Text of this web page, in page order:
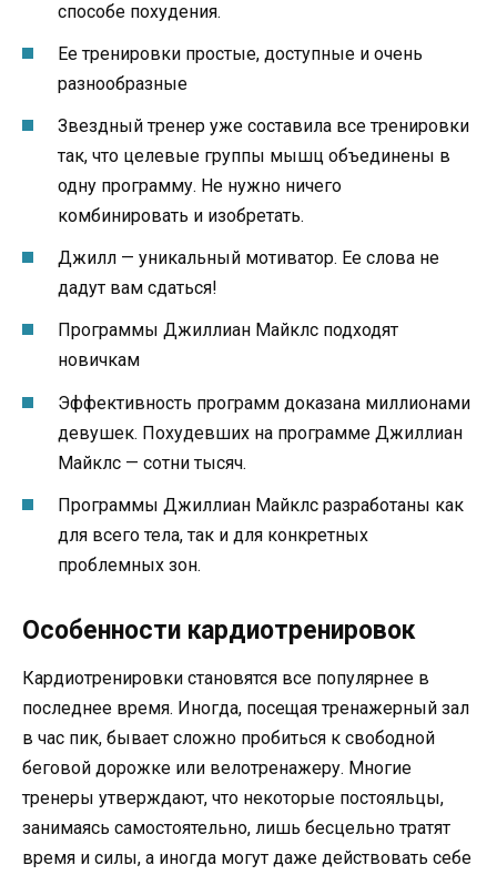
способе похудения.
Ее тренировки простые, доступные и очень
разнообразные
Звездный тренер уже составила все тренировки
так, что целевые группы мышц объединены в
одну программу. Не нужно ничего
комбинировать и изобретать.
Джилл — уникальный мотиватор. Ее слова не
дадут вам сдаться!
Программы Джиллиан Майклс подходят
новичкам
Эффективность программ доказана миллионами
девушек. Похудевших на программе Джиллиан
Майклс — сотни тысяч.
Программы Джиллиан Майклс разработаны как
для всего тела, так и для конкретных
проблемных зон.
Особенности кардиотренировок
Кардиотренировки становятся все популярнее в
последнее время. Иногда, посещая тренажерный зал
в час пик, бывает сложно пробиться к свободной
беговой дорожке или велотренажеру. Многие
тренеры утверждают, что некоторые постояльцы,
занимаясь самостоятельно, лишь бесцельно тратят
время и силы, а иногда могут даже действовать себе